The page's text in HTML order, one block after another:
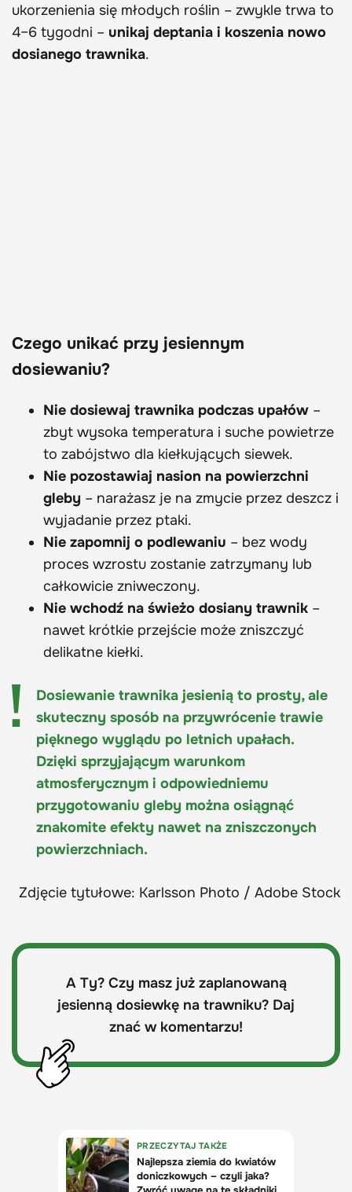
ukorzenienia się młodych roślin – zwykle trwa to
4–6 tygodni – unikaj deptania i koszenia nowo
dosianego trawnika.
Czego unikać przy jesiennym
dosiewaniu?
Nie dosiewaj trawnika podczas upałów –
zbyt wysoka temperatura i suche powietrze
to zabójstwo dla kiełkujących siewek.
Nie pozostawiaj nasion na powierzchni
gleby – narażasz je na zmycie przez deszcz i
wyjadanie przez ptaki.
Nie zapomnij o podlewaniu – bez wody
proces wzrostu zostanie zatrzymany lub
całkowicie zniweczony.
Nie wchodź na świeżo dosiany trawnik –
nawet krótkie przejście może zniszczyć
delikatne kiełki.
Dosiewanie trawnika jesienią to prosty, ale
skuteczny sposób na przywrócenie trawie
pięknego wyglądu po letnich upałach.
Dzięki sprzyjającym warunkom
atmosferycznym i odpowiedniemu
przygotowaniu gleby można osiągnąć
znakomite efekty nawet na zniszczonych
powierzchniach.
Zdjęcie tytułowe: Karlsson Photo / Adobe Stock
A Ty? Czy masz już zaplanowaną
jesienną dosiewkę na trawniku? Daj
znać w komentarzu!